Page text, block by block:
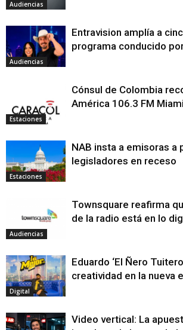
Audiencias
Audiencias
Entravision amplía a
programa conducido
Estaciones
Cónsul de Colombia
América 106.3 FM
Estaciones
NAB insta a emisoras a
legisladores en receso
Audiencias
Townsquare reafirma
de la radio está en lo
Digital
Eduardo ‘El Ñero
creatividad en la nueva
Video vertical: La